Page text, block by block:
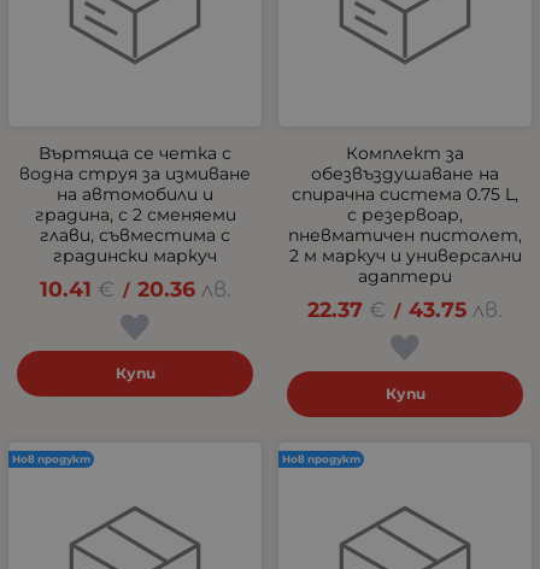
Въртяща се четка с
водна струя за измиване
на автомобили и
градина, с 2 сменяеми
глави, съвместима с
градински маркуч
10.41 € / 20.36 лв.
Купи
Комплект за
обезвъздушаване на
спирачна система 0.75 L,
с резервоар,
пневматичен пистолет,
2 м маркуч и универсални
адаптери
22.37 € / 43.75 лв.
Купи
Нов продукт Нов продукт